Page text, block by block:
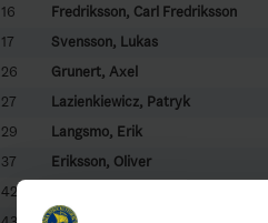
16
Fredriksson, Carl Fredriksson
17
Svensson, Lukas
26
Grunert, Axel
27
Lazienkiewicz, Patryk
29
Langsmo, Erik
37
Eriksson, Oliver
42